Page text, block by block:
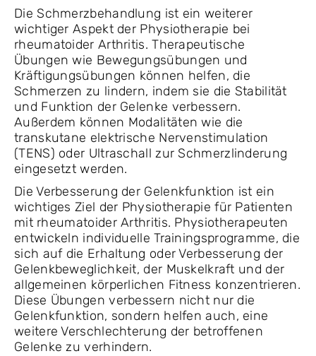
Die Schmerzbehandlung ist ein weiterer
wichtiger Aspekt der Physiotherapie bei
rheumatoider Arthritis. Therapeutische
Übungen wie Bewegungsübungen und
Kräftigungsübungen können helfen, die
Schmerzen zu lindern, indem sie die Stabilität
und Funktion der Gelenke verbessern.
Außerdem können Modalitäten wie die
transkutane elektrische Nervenstimulation
(TENS) oder Ultraschall zur Schmerzlinderung
eingesetzt werden.
Die Verbesserung der Gelenkfunktion ist ein
wichtiges Ziel der Physiotherapie für Patienten
mit rheumatoider Arthritis. Physiotherapeuten
entwickeln individuelle Trainingsprogramme, die
sich auf die Erhaltung oder Verbesserung der
Gelenkbeweglichkeit, der Muskelkraft und der
allgemeinen körperlichen Fitness konzentrieren.
Diese Übungen verbessern nicht nur die
Gelenkfunktion, sondern helfen auch, eine
weitere Verschlechterung der betroffenen
Gelenke zu verhindern.